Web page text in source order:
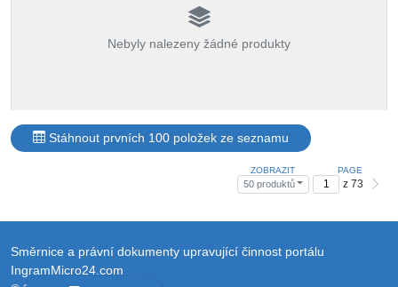
Nebyly nalezeny žádné produkty
Stáhnout prvních 100 položek ze seznamu
ZOBRAZIT
50 produktů
PAGE
z 73
Směrnice a právní dokumenty upravující činnost portálu
IngramMicro24.com